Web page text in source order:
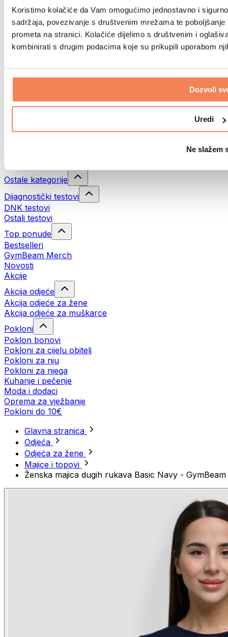
Koristimo kolačiće da Vam omogućimo jednostavno i
sadržaja, povezivanje s društvenim mrežama te
prometa na stranici. Kolačiće dijelimo s društvenim i
kombinirati s drugim podacima koje su prikupili uporabom
Dozvoli
Uredi
Ne slažem
Biciklizam
Joga i pilates
Kupanje hladnom vodom
Plivanje
Planinarenje
Biohacking
Terapija crvenim svjetlom
Eko kućanstvo
Ostale kategorije
Dijagnostički testovi
DNK testovi
Ostali testovi
Top ponude
Bestselleri
GymBeam Merch
Novosti
Akcije
Akcija odjeće
Akcija odjeće za žene
Akcija odjeće za muškarce
Pokloni
Poklon bonovi
Pokloni za cijelu obitelj
Pokloni za nju
Pokloni za njega
Kuhanje i pečenje
Moda i dodaci
Oprema za vježbanje
Pokloni do 10€
Glavna stranica
Odjeća
Odjeća za žene
Majice i topovi
Ženska majica dugih rukava Basic Navy - GymBeam